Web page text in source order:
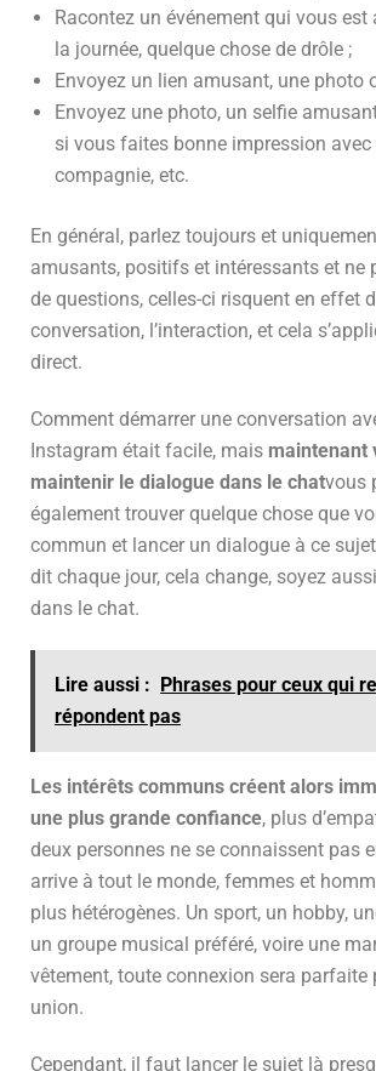
Racontez un événement qui vous est
la journée, quelque chose de drôle ;
Envoyez un lien amusant, une photo
Envoyez une photo, un selfie
si vous faites bonne impression
compagnie, etc.
En général, parlez toujours et
amusants, positifs et intéressants et ne
de questions, celles-ci risquent en effet
conversation, l’interaction, et cela
direct.
Comment démarrer une conversation
Instagram était facile, mais maintenant
maintenir le dialogue dans le chatvous
également trouver quelque chose que
commun et lancer un dialogue à ce
dit chaque jour, cela change, soyez
dans le chat.
Lire aussi :
Phrases pour ceux qui
répondent pas
Les intérêts communs créent alors
une plus grande confiance, plus
deux personnes ne se connaissent pas
arrive à tout le monde, femmes et
plus hétérogènes. Un sport, un hobby,
un groupe musical préféré, voire une
vêtement, toute connexion sera parfaite
union.
Cependant, il faut lancer le sujet là